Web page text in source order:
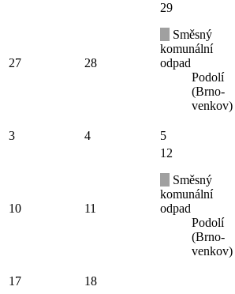
27 28
29
Směsný
komunální
odpad
Podolí
(Brno-
venkov)
3 4 5
10 11
12
Směsný
komunální
odpad
Podolí
(Brno-
venkov)
17
18